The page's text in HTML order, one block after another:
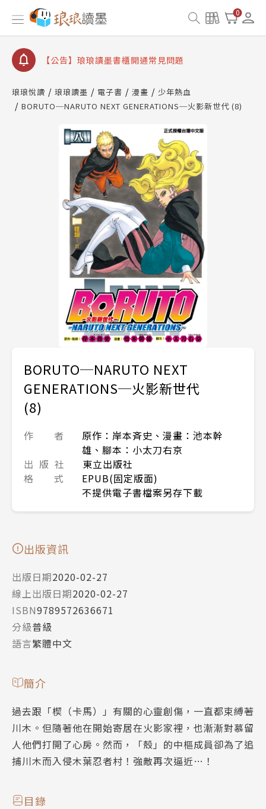
0
【公告】琅琅讀墨數位閱讀資產合併與書櫃開通申請
【公告】琅琅讀墨書櫃開通常見問題
【公告】琅琅讀墨 3 分鐘完成書櫃開通與資產合併申
請圖文教學
查詢
【公告】琅琅讀墨數位閱讀資產合併與書櫃開通申請
琅琅悅讀 琅琅讀墨 電子書 漫畫
少年熱血
BORUTO─NARUTO NEXT GENERATIONS─火影新世代 (8)
BORUTO─NARUTO NEXT
GENERATIONS─火影新世代
(8)
作 者
原作：岸本斉史、漫畫：池本幹
雄、腳本：小太刀右京
出 版 社
東立出版社
格 式
EPUB(固定版面)
不提供電子書檔案另存下載
出版資訊
出版日期2020-02-27
線上出版日期2020-02-27
ISBN9789572636671
分級普級
語言繁體中文
簡介
過去跟「楔（卡馬）」有關的心靈創傷，一直都束縛著
川木。但隨著他在開始寄居在火影家裡，也漸漸對慕留
人他們打開了心房。然而，「殼」的中樞成員卻為了追
捕川木而入侵木葉忍者村！強敵再次逼近…！
目錄